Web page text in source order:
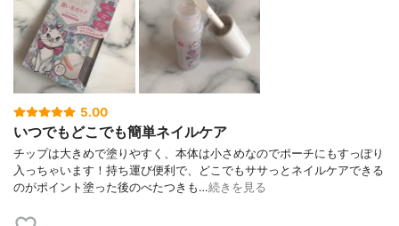
5.00
いつでもどこでも簡単ネイルケア
チップは大きめで塗りやすく、本体は小さめなのでポーチにもすっぽり
入っちゃいます！持ち運び便利で、どこでもササっとネイルケアできる
のがポイント塗った後のべたつきも…続きを見る